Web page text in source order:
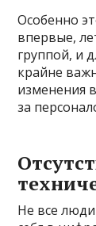
Особенно
впервые,
группой, и
крайне
изменения
за
Не все